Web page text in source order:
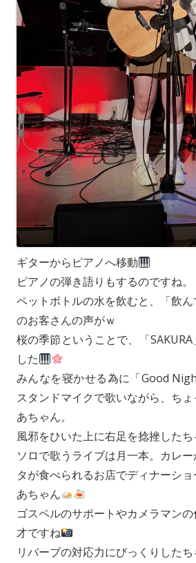
ギターからピアノへ移動
ピアノの弾き語りもするのですね。
ペットボトルの水を飲むと、「飲ん
のお客さんの声がｗ
桜の季節ということで、「
した
みんなを寝かせる為に「Good
スタンドマイクで歌いながら、ち
あちゃん。
風邪をひいた上に右足を捻挫したち
ソロで歌うライブは月一本。カレ
タが食べられるお店でディナーシ
あちゃん
ゴスペルのサポートやカメラマン
才ですね
リバーブの対応力にびっくりした